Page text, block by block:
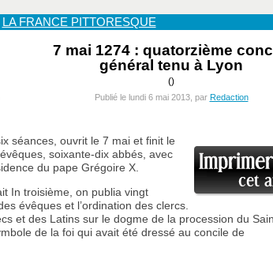
LA FRANCE PITTORESQUE
7 mai 1274 : quatorzième
général tenu à Lyon
()
Publié le lundi 6 mai 2013, par Redaction
séances, ouvrit le 7 mai et finit le
soixante-dix abbés, avec
du pape Grégoire X.
In troisième, on publia vingt
évêques et l’ordination des clercs.
et des Latins sur le dogme de la procession du
de la foi qui avait été dressé au concile de